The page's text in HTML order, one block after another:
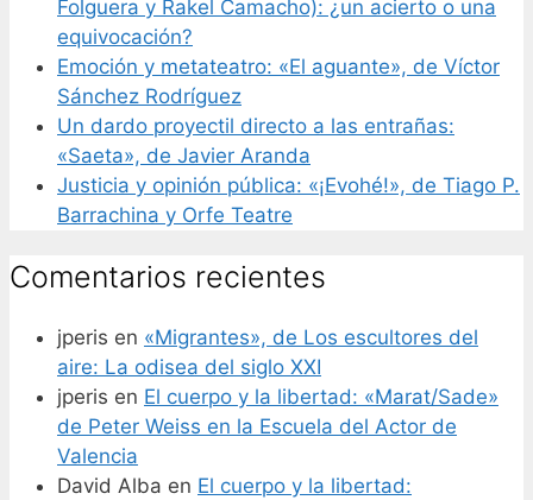
Folguera y Rakel Camacho): ¿un acierto o una
equivocación?
Emoción y metateatro: «El aguante», de Víctor
Sánchez Rodríguez
Un dardo proyectil directo a las entrañas:
«Saeta», de Javier Aranda
Justicia y opinión pública: «¡Evohé!», de Tiago P.
Barrachina y Orfe Teatre
Comentarios recientes
jperis en «Migrantes», de Los escultores del
aire: La odisea del siglo XXI
jperis en El cuerpo y la libertad: «Marat/Sade»
de Peter Weiss en la Escuela del Actor de
Valencia
David Alba en El cuerpo y la libertad: